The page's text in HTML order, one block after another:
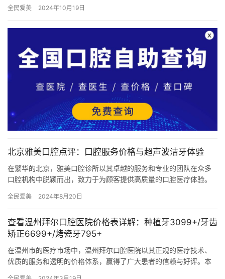
早期矫…
全民爱美 2024年10月19日
北京雅美口腔点评：口腔服务价格与超声波洁牙体验
在繁华的北京，雅美口腔诊所以其卓越的服务和专业的团队在众多
口腔机构中脱颖而出，致力于为顾客提供高质量的口腔医疗体验。
牙、洁…
全民爱美 2024年8月20日
查看温州拜尔口腔医院价格表详解：种植牙3099+/牙齿
矫正6699+/烤瓷牙795+
在温州市的医疗市场中，温州拜尔口腔医院以其正规的医疗技术、
优质的服务和透明的价格体系，赢得了广大患者的信赖与好评。本